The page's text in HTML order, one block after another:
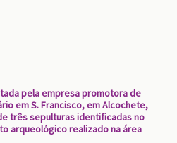
pela empresa promotora de
em S. Francisco, em Alcochete,
três sepulturas identificadas no
arqueológico realizado na área